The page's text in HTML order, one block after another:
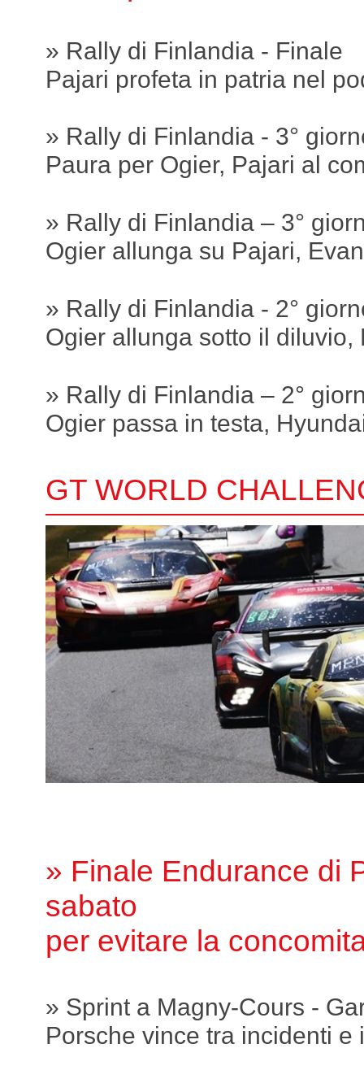
» Rally di Finlandia - Finale
Pajari profeta in patria nel
» Rally di Finlandia - 3°
Paura per Ogier, Pajari al
» Rally di Finlandia – 3°
Ogier allunga su Pajari,
» Rally di Finlandia - 2°
Ogier allunga sotto il diluvio,
» Rally di Finlandia – 2°
Ogier passa in testa,
GT WORLD
» Finale Endurance di
sabato
per evitare la
» Sprint a Magny-Cours -
Porsche vince tra incidenti e